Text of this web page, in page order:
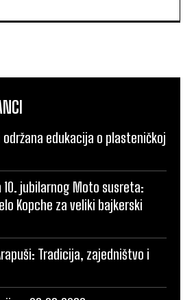
održana edukacija o plasteničkoj
jubilarnog Moto susreta:
Kopche za veliki bajkerski
Tradicija, zajedništvo i